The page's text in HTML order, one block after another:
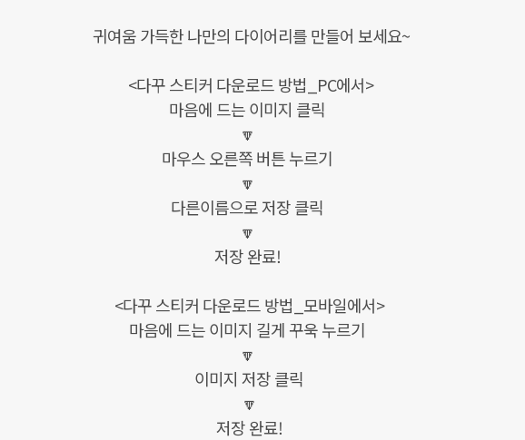
귀여움 가득한 나만의 다이어리를 만들어 보세요~
<다꾸 스티커 다운로드 방법_PC에서>
마음에 드는 이미지 클릭
🔽
마우스 오른쪽 버튼 누르기
🔽
다른이름으로 저장 클릭
🔽
저장 완료!
<다꾸 스티커 다운로드 방법_모바일에서>
마음에 드는 이미지 길게 꾸욱 누르기
🔽
이미지 저장 클릭
🔽
저장 완료!